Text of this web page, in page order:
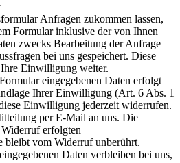
Anfragen zukommen lassen,
Formular inklusive der von Ihnen
zwecks Bearbeitung der Anfrage
bei uns gespeichert. Diese
Einwilligung weiter.
eingegebenen Daten erfolgt
Ihrer Einwilligung (Art. 6 Abs. 1
Einwilligung jederzeit widerrufen.
per E-Mail an uns. Die
erfolgten
bleibt vom Widerruf unberührt.
Daten verbleiben bei uns,